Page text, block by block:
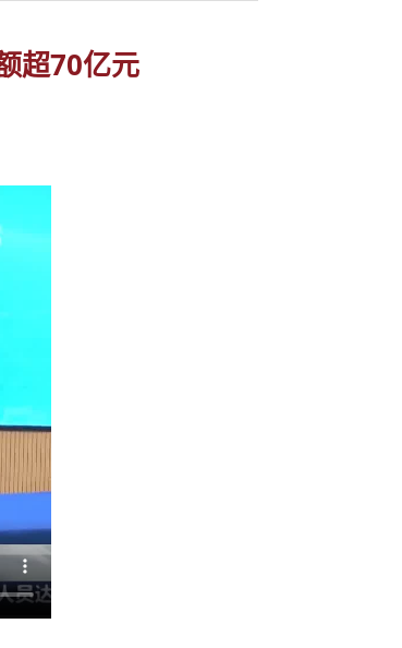
超70亿元